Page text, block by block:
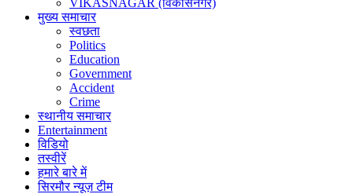
VIKASNAGAR (विकासनगर)
मुख्य समाचार
स्वछता
Politics
Education
Government
Accident
Crime
स्थानीय समाचार
Entertainment
विडियो
तस्वीरें
हमारे बारे में
सिरमौर न्यूज़ टीम